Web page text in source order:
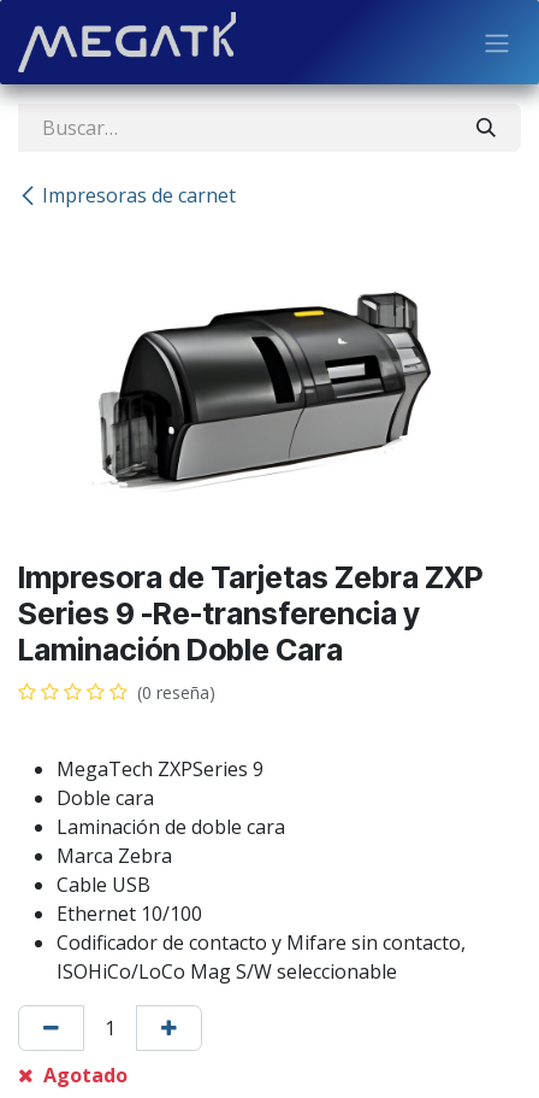
Impresoras de carnet
Impresora de Tarjetas Zebra ZXP
Series 9 -Re-transferencia y
Laminación Doble Cara
(0 reseña)
MegaTech ZXPSeries 9
Doble cara
Laminación de doble cara
Marca Zebra
Cable USB
Ethernet 10/100
Codificador de contacto y Mifare sin contacto,
ISOHiCo/LoCo Mag S/W seleccionable
Agotado